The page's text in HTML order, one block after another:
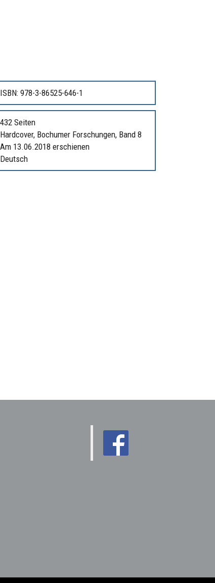
ISBN: 978-3-86525-646-1
432 Seiten
Hardcover, Bochumer Forschungen, Band 8
Am 13.06.2018 erschienen
Deutsch